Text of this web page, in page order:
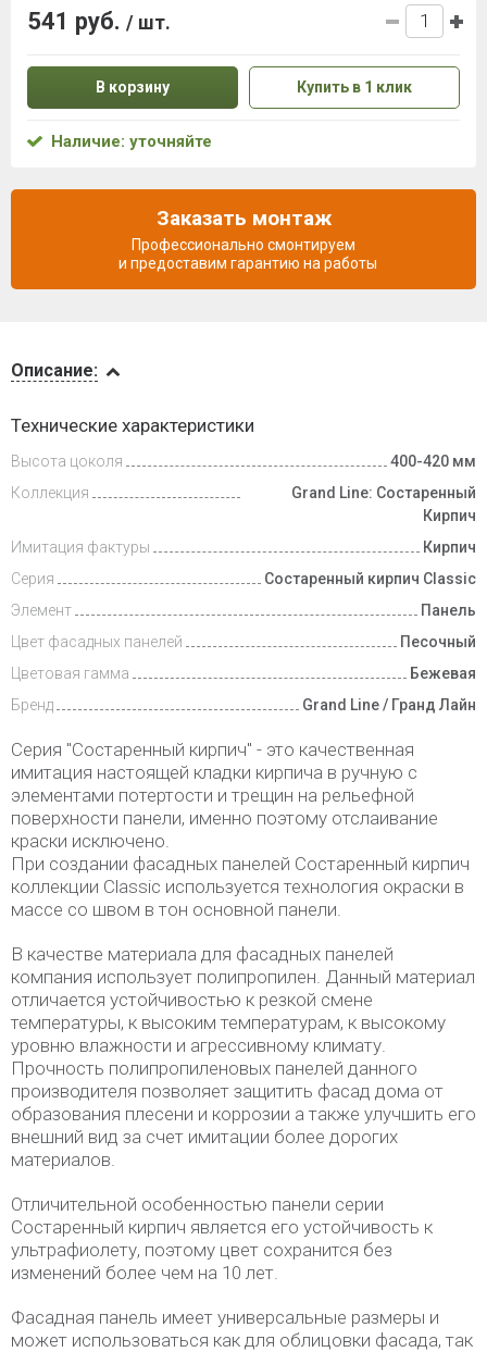
и оплата
Описание:
Технические характеристики
Высота цоколя
400-420 мм
Коллекция
Grand Line: Состаренный
Кирпич
Имитация фактуры
Кирпич
Серия
Состаренный кирпич Classic
Элемент
Панель
Цвет фасадных панелей
Песочный
Цветовая гамма
Бежевая
Бренд
Grand Line / Гранд Лайн
Серия "Состаренный кирпич" - это качественная
имитация настоящей кладки кирпича в ручную с
элементами потертости и трещин на рельефной
поверхности панели, именно поэтому отслаивание
краски исключено.
При создании фасадных панелей Состаренный кирпич
коллекции Classic используется технология окраски в
массе со швом в тон основной панели.
В качестве материала для фасадных панелей
компания использует полипропилен. Данный материал
отличается устойчивостью к резкой смене
температуры, к высоким температурам, к высокому
уровню влажности и агрессивному климату.
Прочность полипропиленовых панелей данного
производителя позволяет защитить фасад дома от
образования плесени и коррозии а также улучшить его
внешний вид за счет имитации более дорогих
материалов.
Отличительной особенностью панели серии
Состаренный кирпич является его устойчивость к
ультрафиолету, поэтому цвет сохранится без
изменений более чем на 10 лет.
Фасадная панель имеет универсальные размеры и
может использоваться как для облицовки фасада, так
541 руб. / шт.
В корзину Купить в 1 клик
Наличие: уточняйте
Заказать монтаж
Профессионально смонтируем
и предоставим гарантию на работы